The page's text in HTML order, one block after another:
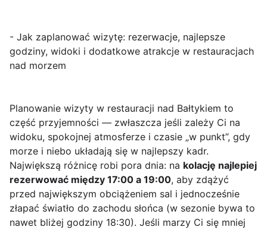
- Jak zaplanować wizytę: rezerwacje, najlepsze
godziny, widoki i dodatkowe atrakcje w restauracjach
nad morzem
Planowanie wizyty w restauracji nad Bałtykiem to
część przyjemności — zwłaszcza jeśli zależy Ci na
widoku, spokojnej atmosferze i czasie „w punkt”, gdy
morze i niebo układają się w najlepszy kadr.
Największą różnicę robi pora dnia: na kolację najlepiej
rezerwować między 17:00 a 19:00, aby zdążyć
przed największym obciążeniem sal i jednocześnie
złapać światło do zachodu słońca (w sezonie bywa to
nawet bliżej godziny 18:30). Jeśli marzy Ci się mniej